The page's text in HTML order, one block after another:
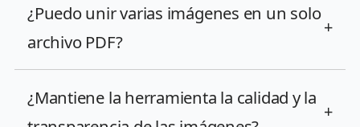
¿Puedo unir varias imágenes en un solo
archivo PDF?
+
¿Mantiene la herramienta la calidad y la
+